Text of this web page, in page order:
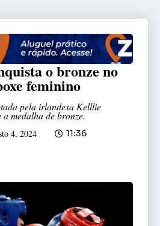
o bronze no
feminino
pela irlandesa Kelllie
medalha de bronze.
4, 2024 11:36